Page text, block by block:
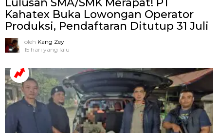
Kahatex Buka Lowongan Operator
Produksi, Pendaftaran Ditutup 31 Juli
oleh Kang Zey
15 hari yang lalu